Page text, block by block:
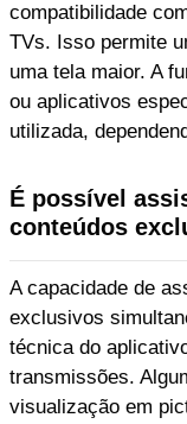
compatibilidade
TVs. Isso permite
uma tela maior. A
ou aplicativos
utilizada,
É possível
conteúdos
A capacidade de
exclusivos
técnica do
transmissões.
visualização em